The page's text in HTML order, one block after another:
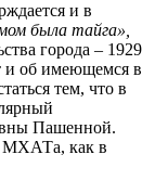
и в
была тайга»,
города – 1929
и об имеющемся в
тем, что в
Пашенной.
МХАТа, как в